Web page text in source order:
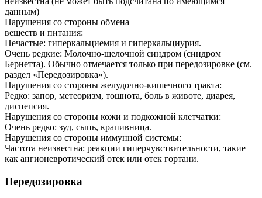
данным)
Нарушения со стороны обмена
веществ и питания:
Нечастые: гиперкальциемия и гиперкальциурия.
Очень редкие: Молочно-щелочной синдром (синдром
Бернетта). Обычно отмечается только при передозировке (см.
раздел «Передозировка»).
Нарушения со стороны желудочно-кишечного тракта:
Редко: запор, метеоризм, тошнота, боль в животе, диарея,
диспепсия.
Нарушения со стороны кожи и подкожной клетчатки:
Очень редко: зуд, сыпь, крапивница.
Нарушения со стороны иммунной системы:
Частота неизвестна: реакции гиперчувствительности, такие
как ангионевротический отек или отек гортани.
Передозировка